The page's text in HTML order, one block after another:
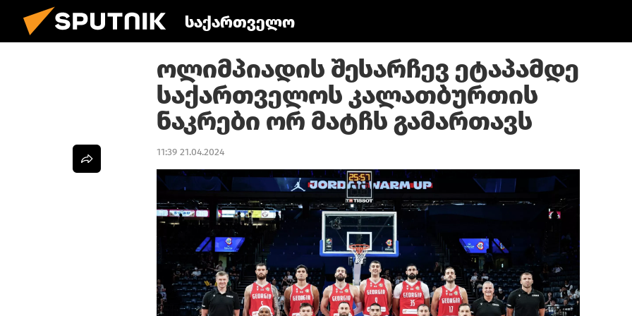
საქართველო
ოლიმპიადის შესარჩევ ეტაპამდე
საქართველოს კალათბურთის
ნაკრები ორ მატჩს გამართავს
11:39 21.04.2024